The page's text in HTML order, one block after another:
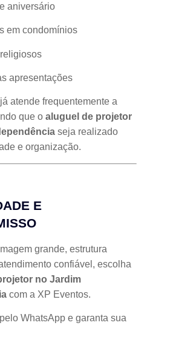
aniversário
em condomínios
apresentações
atende frequentemente a
que o aluguel de projetor
seja realizado
e organização.
E
grande, estrutura
confiável, escolha
no Jardim
com a XP Eventos.
WhatsApp e garanta sua